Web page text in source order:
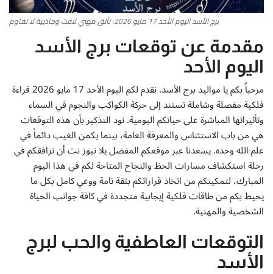
جاليري الفن التشكيلي
من نحن
سياسة الخصوصية
البنود والشروط
رئيس التحرير
إتصل بنا
برج الأسد اليوم الأحد 17 مايو 2026: تألق مهني لافت وجاذبية لا تقاوم
مقدمة عن توقعات برج الأسد
اليوم الأحد
مرحباً بكم يا مواليد برج الأسد. نقدم لكم اليوم الأحد 17 مايو 2026 قراءة
فلكية مفصلة وشاملة تستند إلى حركة الكواكب والنجوم في السماء
وتأثيراتها المباشرة على حياتكم اليومية. نود التذكير بأن هذه التوقعات
هي من باب الاستئناس والمعرفة العامة، بينما يكمن الغيب دائماً في
علم الله وحده. يسعدنا عبر موقعكم المفضل يلا نيوز نت أن نرافقكم في
رحلة استكشاف مسارات الحظ والنجاح المتاحة لكم في هذا اليوم
المبارك، لتمكينكم من اتخاذ قراراتكم بثقة تامة ووعي كامل بكل ما
يحيط بكم من طاقات فلكية إيجابية متجددة في كافة جوانب الحياة
الشخصية والمهنية.
التوقعات العاطفية والحب لبرج
الأسد